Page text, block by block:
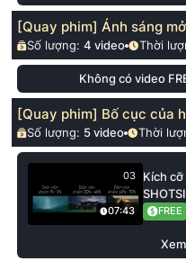
[Quay phim] Ánh sáng
Số lượng:4 video Thời
Không có video
[Quay phim] Bố cục của
Số lượng: 5 video Thời
03
07:43
Kích
FREE